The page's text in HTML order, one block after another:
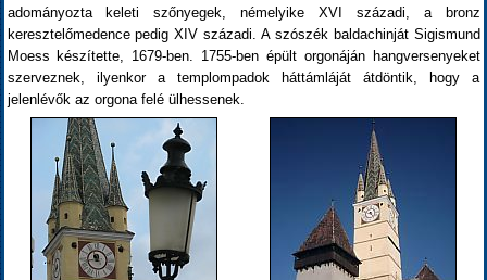
adományozta keleti szőnyegek, némelyike XVI századi, a bronz
keresztelőmedence pedig XIV századi. A szószék baldachinját Sigismund
Moess készítette, 1679-ben. 1755-ben épült orgonáján hangversenyeket
szerveznek, ilyenkor a templompadok háttámláját átdöntik, hogy a
jelenlévők az orgona felé ülhessenek.